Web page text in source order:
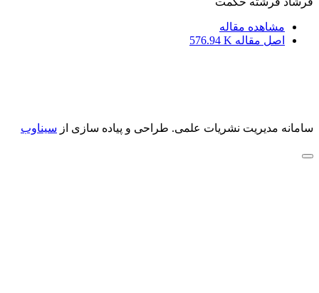
مشاهده مقاله
اصل مقاله 576.94 K
سامانه مدیریت نشریات علمی. طراحی و پیاده سازی از سیناوب